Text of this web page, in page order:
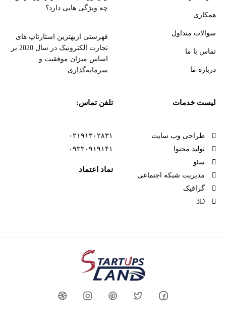
همکاری
سوالات متداول
تماس با ما
درباره ما
چه ویژگی هایی دارد؟
فهرستی ازبهترین استارتاپ های
تجارت الکترونیک در سال 2020 بر
اساس میزان موفقیت و
سرمایه‌گذاری
لیست خدمات
طراحی وب سایت
تولید محتوا
سئو
مدیریت شبکه اجتماعی
گرافیک
3D
تلفن تماس:
۰۲۱۹۱۳۰۲۸۳۱
۰۹۳۳۰۹۱۹۱۴۱
نماد اعتماد